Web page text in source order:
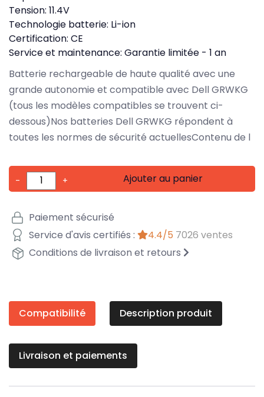
Tension: 11.4V
Technologie batterie: Li-ion
Certification: CE
Service et maintenance: Garantie limitée - 1 an
Batterie rechargeable de haute qualité avec une
grande autonomie et compatible avec Dell GRWKG
(tous les modèles compatibles se trouvent ci-
dessous)Nos batteries Dell GRWKG répondent à
toutes les normes de sécurité actuellesContenu de l
- + Ajouter au panier
Paiement sécurisé
Service d'avis certifiés :
4.4/5 7026 ventes
Conditions de livraison et retours
Compatibilité Description produit
Livraison et paiements